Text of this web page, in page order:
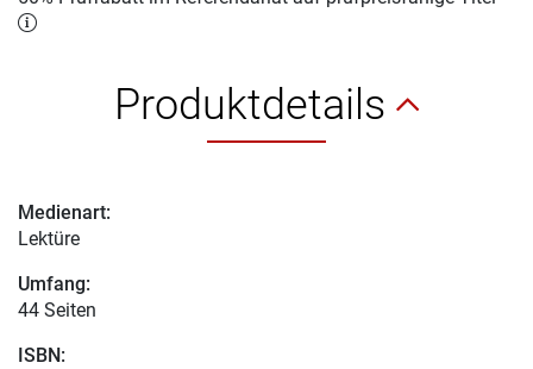
Produktdetails
Medienart:
Lektüre
Umfang:
44 Seiten
ISBN: